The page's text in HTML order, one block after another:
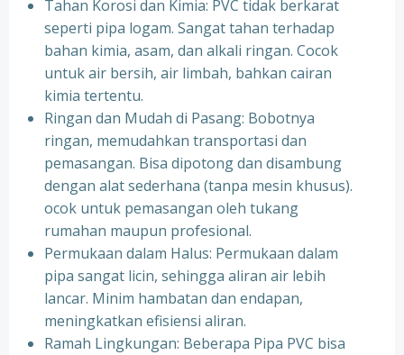
Tahan Korosi dan Kimia: PVC tidak berkarat
seperti pipa logam. Sangat tahan terhadap
bahan kimia, asam, dan alkali ringan. Cocok
untuk air bersih, air limbah, bahkan cairan
kimia tertentu.
Ringan dan Mudah di Pasang: Bobotnya
ringan, memudahkan transportasi dan
pemasangan. Bisa dipotong dan disambung
dengan alat sederhana (tanpa mesin khusus).
ocok untuk pemasangan oleh tukang
rumahan maupun profesional.
Permukaan dalam Halus: Permukaan dalam
pipa sangat licin, sehingga aliran air lebih
lancar. Minim hambatan dan endapan,
meningkatkan efisiensi aliran.
Ramah Lingkungan: Beberapa Pipa PVC bisa